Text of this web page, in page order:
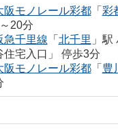
阪モノレール彩都「 彩
20分
急千里線 「 北千里 」
住宅入口」 停歩3分
阪モノレール彩都「 豊